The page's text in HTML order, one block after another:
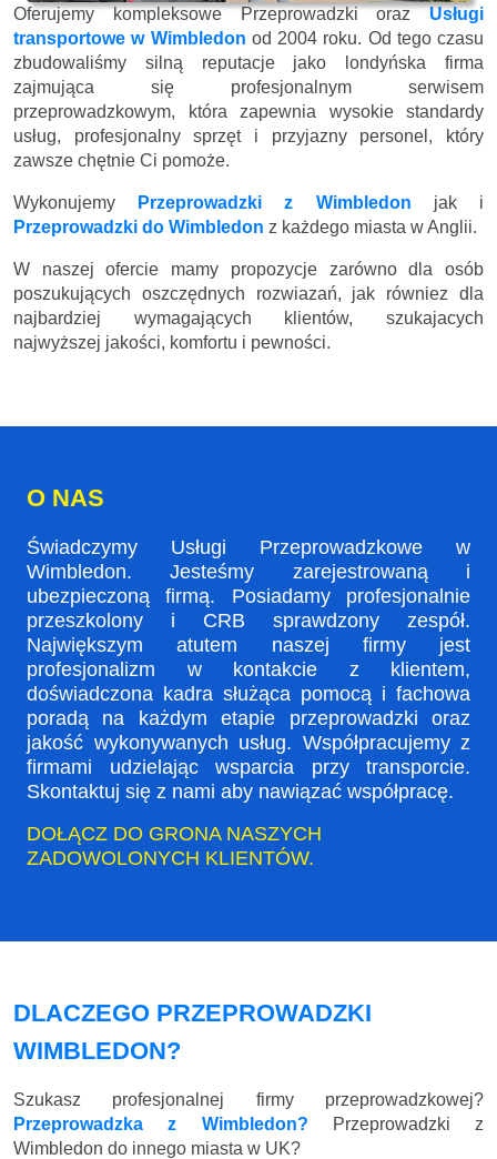
Oferujemy kompleksowe Przeprowadzki orazUsługi
transportowe w Wimbledon od 2004 roku. Od tego czasu
zbudowaliśmy silną reputacje jako londyńska firma
zajmująca się profesjonalnym serwisem
przeprowadzkowym, która zapewnia wysokie standardy
usług, profesjonalny sprzęt i przyjazny personel, który
zawsze chętnie Ci pomoże.
Wykonujemy Przeprowadzki z Wimbledon jak i
Przeprowadzki do Wimbledon z każdego miasta w Anglii.
W naszej ofercie mamy propozycje zarówno dla osób
poszukujących oszczędnych rozwiazań, jak równiez dla
najbardziej wymagających klientów, szukajacych
najwyższej jakości, komfortu i pewności.
O NAS
Świadczymy Usługi Przeprowadzkowe w
Wimbledon. Jesteśmy zarejestrowaną i
ubezpieczoną firmą. Posiadamy profesjonalnie
przeszkolony i CRB sprawdzony zespół.
Największym atutem naszej firmy jest
profesjonalizm w kontakcie z klientem,
doświadczona kadra służąca pomocą i fachowa
poradą na każdym etapie przeprowadzki oraz
jakość wykonywanych usług. Współpracujemy z
firmami udzielając wsparcia przy transporcie.
Skontaktuj się z nami aby nawiązać współpracę.
DOŁĄCZ DO GRONA NASZYCH
ZADOWOLONYCH KLIENTÓW.
DLACZEGO PRZEPROWADZKI
WIMBLEDON?
Szukasz profesjonalnej firmy przeprowadzkowej?
Przeprowadzka z Wimbledon? Przeprowadzki z
Wimbledon do innego miasta w UK?